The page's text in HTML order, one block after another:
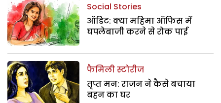
Social Stories
ऑडिट: क्या महिमा ऑफिस में
घपलेबाजी करने से रोक पाई
फैमिली स्टोरीज
तृप्त मन: राजन ने कैसे बचाया
बहन का घर